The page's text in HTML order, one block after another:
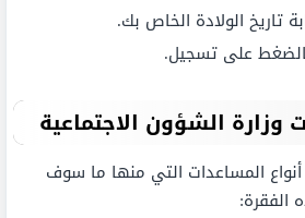
تاريخ الولادة الخاص بك.
على تسجيل.
وزارة الشؤون الاجتماعية
المساعدات التي منها ما سوف
الفقرة: